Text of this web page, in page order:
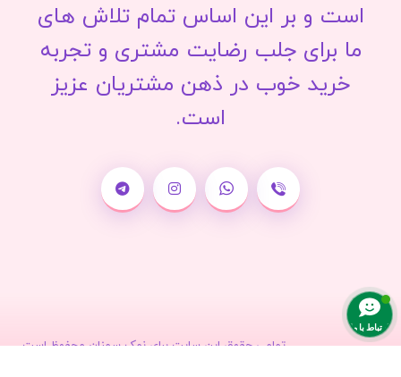
است و بر این اساس تمام تلاش های
ما برای جلب رضایت مشتری و تجربه
خرید خوب در ذهن مشتریان عزیز
است.
تمامی حقوق این سایت برای نمک سمنان محفوظ است.
ارتباط با ما